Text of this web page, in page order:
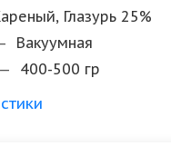
Глазурь 25%
Вакуумная
— 400-500 гр